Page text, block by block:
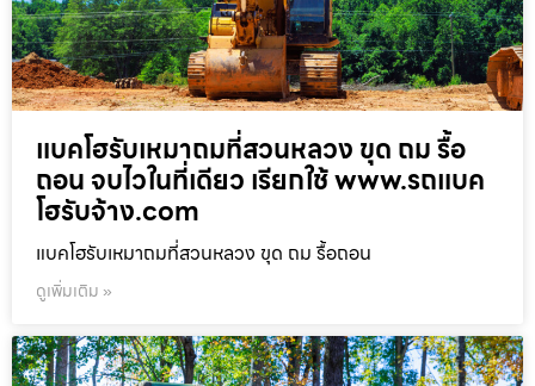
แบคโฮรับเหมาถมที่สวนหลวง ขุด ถม รื้อ
ถอน จบไวในที่เดียว เรียกใช้ www.รถแบค
โฮรับจ้าง.com
แบคโฮรับเหมาถมที่สวนหลวง ขุด ถม รื้อถอน
ดูเพิ่มเติม »